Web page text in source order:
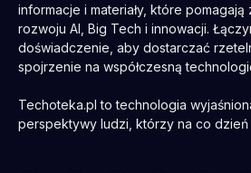
informacje i materiały, które
rozwoju AI, Big Tech i innowacji.
doświadczenie, aby dostarczać
spojrzenie na współczesną
Techoteka.pl to technologia
perspektywy ludzi, którzy na co dzień